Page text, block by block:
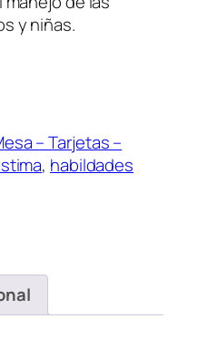
y niñas.
– Tarjetas –
, habildades